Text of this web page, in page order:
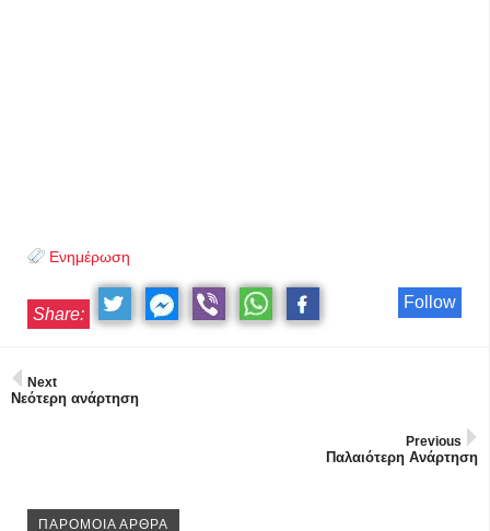
Ενημέρωση
Follow
Share:
Next
Νεότερη ανάρτηση
Previous
Παλαιότερη Ανάρτηση
ΠΑΡΟΜΟΙΑ ΑΡΘΡΑ